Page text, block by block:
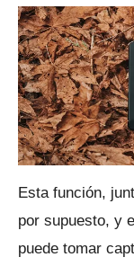
Esta función,
por supuesto, y
puede tomar